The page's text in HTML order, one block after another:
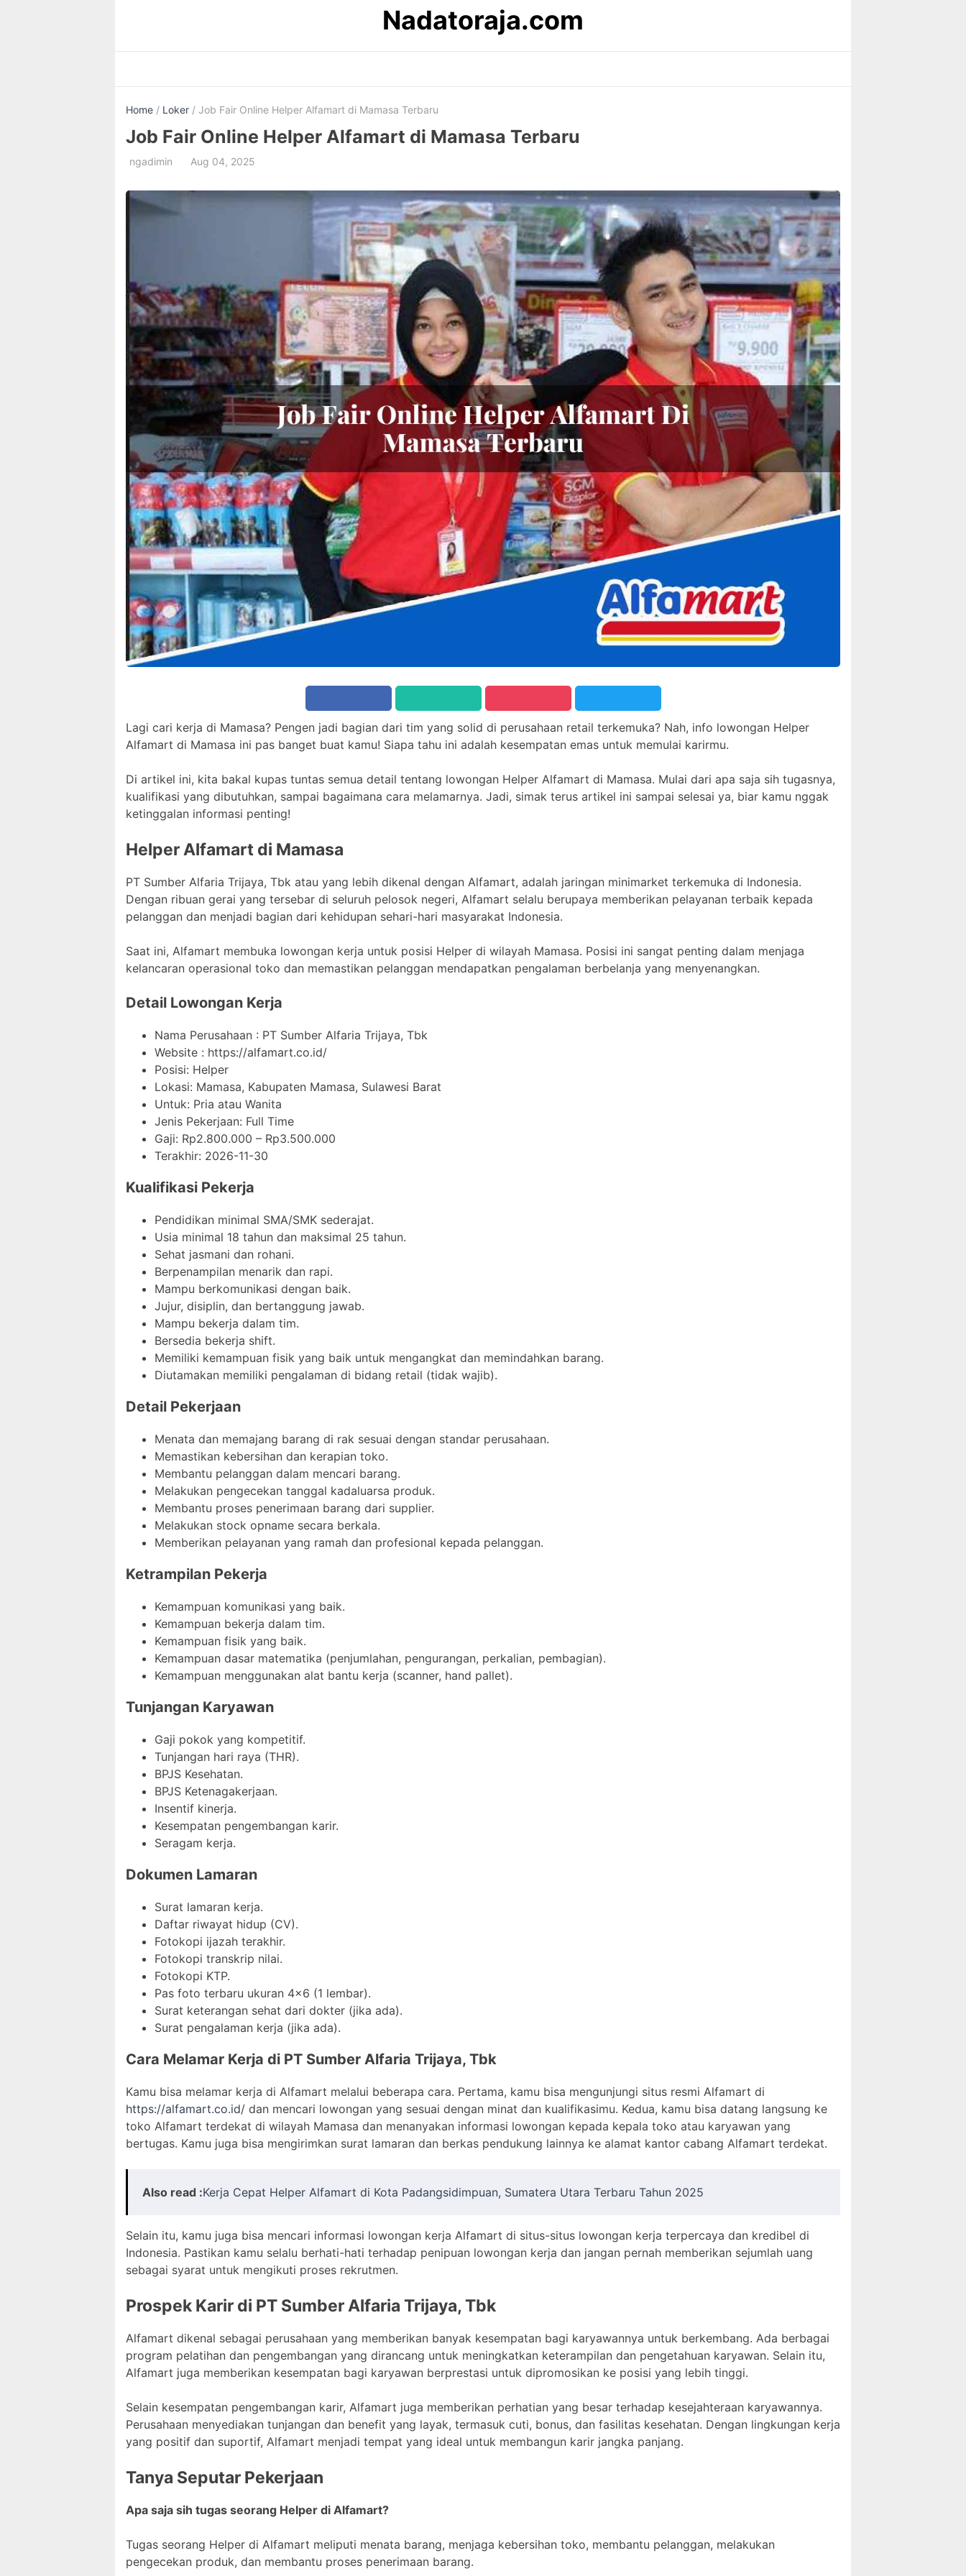
Nadatoraja.com
Home / Loker / Job Fair Online Helper Alfamart di Mamasa Terbaru
Job Fair Online Helper Alfamart di Mamasa Terbaru
ngadimin Aug 04, 2025
Lagi cari kerja di Mamasa? Pengen jadi bagian dari tim yang solid di perusahaan retail terkemuka? Nah, info lowongan Helper
Alfamart di Mamasa ini pas banget buat kamu! Siapa tahu ini adalah kesempatan emas untuk memulai karirmu.
Di artikel ini, kita bakal kupas tuntas semua detail tentang lowongan Helper Alfamart di Mamasa. Mulai dari apa saja sih tugasnya,
kualifikasi yang dibutuhkan, sampai bagaimana cara melamarnya. Jadi, simak terus artikel ini sampai selesai ya, biar kamu nggak
ketinggalan informasi penting!
Helper Alfamart di Mamasa
PT Sumber Alfaria Trijaya, Tbk atau yang lebih dikenal dengan Alfamart, adalah jaringan minimarket terkemuka di Indonesia.
Dengan ribuan gerai yang tersebar di seluruh pelosok negeri, Alfamart selalu berupaya memberikan pelayanan terbaik kepada
pelanggan dan menjadi bagian dari kehidupan sehari-hari masyarakat Indonesia.
Saat ini, Alfamart membuka lowongan kerja untuk posisi Helper di wilayah Mamasa. Posisi ini sangat penting dalam menjaga
kelancaran operasional toko dan memastikan pelanggan mendapatkan pengalaman berbelanja yang menyenangkan.
Detail Lowongan Kerja
Nama Perusahaan : PT Sumber Alfaria Trijaya, Tbk
Website : https://alfamart.co.id/
Posisi: Helper
Lokasi: Mamasa, Kabupaten Mamasa, Sulawesi Barat
Untuk: Pria atau Wanita
Jenis Pekerjaan: Full Time
Gaji: Rp2.800.000 – Rp3.500.000
Terakhir: 2026-11-30
Kualifikasi Pekerja
Pendidikan minimal SMA/SMK sederajat.
Usia minimal 18 tahun dan maksimal 25 tahun.
Sehat jasmani dan rohani.
Berpenampilan menarik dan rapi.
Mampu berkomunikasi dengan baik.
Jujur, disiplin, dan bertanggung jawab.
Mampu bekerja dalam tim.
Bersedia bekerja shift.
Memiliki kemampuan fisik yang baik untuk mengangkat dan memindahkan barang.
Diutamakan memiliki pengalaman di bidang retail (tidak wajib).
Detail Pekerjaan
Menata dan memajang barang di rak sesuai dengan standar perusahaan.
Memastikan kebersihan dan kerapian toko.
Membantu pelanggan dalam mencari barang.
Melakukan pengecekan tanggal kadaluarsa produk.
Membantu proses penerimaan barang dari supplier.
Melakukan stock opname secara berkala.
Memberikan pelayanan yang ramah dan profesional kepada pelanggan.
Ketrampilan Pekerja
Kemampuan komunikasi yang baik.
Kemampuan bekerja dalam tim.
Kemampuan fisik yang baik.
Kemampuan dasar matematika (penjumlahan, pengurangan, perkalian, pembagian).
Kemampuan menggunakan alat bantu kerja (scanner, hand pallet).
Tunjangan Karyawan
Gaji pokok yang kompetitif.
Tunjangan hari raya (THR).
BPJS Kesehatan.
BPJS Ketenagakerjaan.
Insentif kinerja.
Kesempatan pengembangan karir.
Seragam kerja.
Dokumen Lamaran
Surat lamaran kerja.
Daftar riwayat hidup (CV).
Fotokopi ijazah terakhir.
Fotokopi transkrip nilai.
Fotokopi KTP.
Pas foto terbaru ukuran 4×6 (1 lembar).
Surat keterangan sehat dari dokter (jika ada).
Surat pengalaman kerja (jika ada).
Cara Melamar Kerja di PT Sumber Alfaria Trijaya, Tbk
Kamu bisa melamar kerja di Alfamart melalui beberapa cara. Pertama, kamu bisa mengunjungi situs resmi Alfamart di
https://alfamart.co.id/ dan mencari lowongan yang sesuai dengan minat dan kualifikasimu. Kedua, kamu bisa datang langsung ke
toko Alfamart terdekat di wilayah Mamasa dan menanyakan informasi lowongan kepada kepala toko atau karyawan yang
bertugas. Kamu juga bisa mengirimkan surat lamaran dan berkas pendukung lainnya ke alamat kantor cabang Alfamart terdekat.
Also read :Kerja Cepat Helper Alfamart di Kota Padangsidimpuan, Sumatera Utara Terbaru Tahun 2025
Selain itu, kamu juga bisa mencari informasi lowongan kerja Alfamart di situs-situs lowongan kerja terpercaya dan kredibel di
Indonesia. Pastikan kamu selalu berhati-hati terhadap penipuan lowongan kerja dan jangan pernah memberikan sejumlah uang
sebagai syarat untuk mengikuti proses rekrutmen.
Prospek Karir di PT Sumber Alfaria Trijaya, Tbk
Alfamart dikenal sebagai perusahaan yang memberikan banyak kesempatan bagi karyawannya untuk berkembang. Ada berbagai
program pelatihan dan pengembangan yang dirancang untuk meningkatkan keterampilan dan pengetahuan karyawan. Selain itu,
Alfamart juga memberikan kesempatan bagi karyawan berprestasi untuk dipromosikan ke posisi yang lebih tinggi.
Selain kesempatan pengembangan karir, Alfamart juga memberikan perhatian yang besar terhadap kesejahteraan karyawannya.
Perusahaan menyediakan tunjangan dan benefit yang layak, termasuk cuti, bonus, dan fasilitas kesehatan. Dengan lingkungan kerja
yang positif dan suportif, Alfamart menjadi tempat yang ideal untuk membangun karir jangka panjang.
Tanya Seputar Pekerjaan
Apa saja sih tugas seorang Helper di Alfamart?
Tugas seorang Helper di Alfamart meliputi menata barang, menjaga kebersihan toko, membantu pelanggan, melakukan
pengecekan produk, dan membantu proses penerimaan barang.